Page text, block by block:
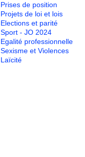
Prises de position
Projets de loi et lois
Elections et parité
Sport - JO 2024
Egalité professionnelle
Sexisme et Violences
Laïcité